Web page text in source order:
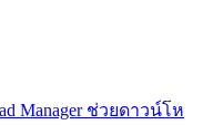
Manager ช่วยดาวน์โห